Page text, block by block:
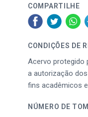
COMPARTILHE
CONDIÇÕES DE
Acervo protegido
a autorização
fins acadêmicos
NÚMERO DE